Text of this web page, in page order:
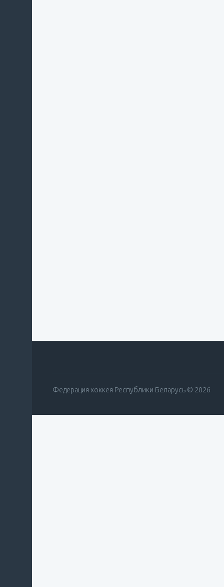
Федерация хоккея Республики Беларусь © 2026